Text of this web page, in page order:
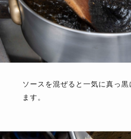
ソースを混ぜると一気に真っ
ます。